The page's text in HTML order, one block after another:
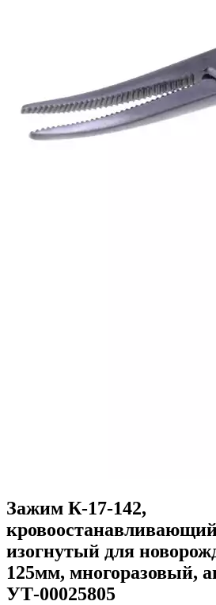
Зажим К-17-142,
изогнутый для
125мм, многоразовый,
УТ-00025805